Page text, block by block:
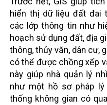
hiển thị dữ liệu đất đai
các lớp thông tin như
hoạch sử dụng đất, địa
thông, thủy văn, dân cư,
có thể được chồng xếp
này giúp nhà quản lý
như một hồ sơ pháp
thống không gian có